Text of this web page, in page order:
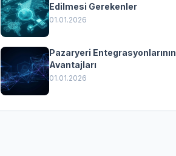
Edilmesi Gerekenler
01.01.2026
Pazaryeri Entegrasyonlarının
Avantajları
01.01.2026